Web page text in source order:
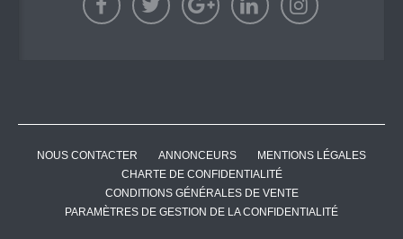
NOUS CONTACTER ANNONCEURS
MENTIONS LÉGALES
CHARTE DE CONFIDENTIALITÉ
CONDITIONS GÉNÉRALES DE VENTE
PARAMÈTRES DE GESTION DE LA CONFIDENTIALITÉ